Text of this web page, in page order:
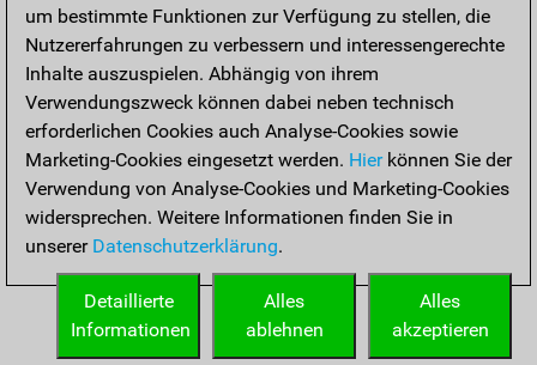
um bestimmte Funktionen zur Verfügung zu stellen, die
Nutzererfahrungen zu verbessern und interessengerechte
Inhalte auszuspielen. Abhängig von ihrem
Verwendungszweck können dabei neben technisch
erforderlichen Cookies auch Analyse-Cookies sowie
Marketing-Cookies eingesetzt werden. Hierkönnen Sie der
Verwendung von Analyse-Cookies und Marketing-Cookies
widersprechen. Weitere Informationen finden Sie in
unserer Datenschutzerklärung.
Alles
akzeptieren
Alles
ablehnen
Detaillierte
Informationen